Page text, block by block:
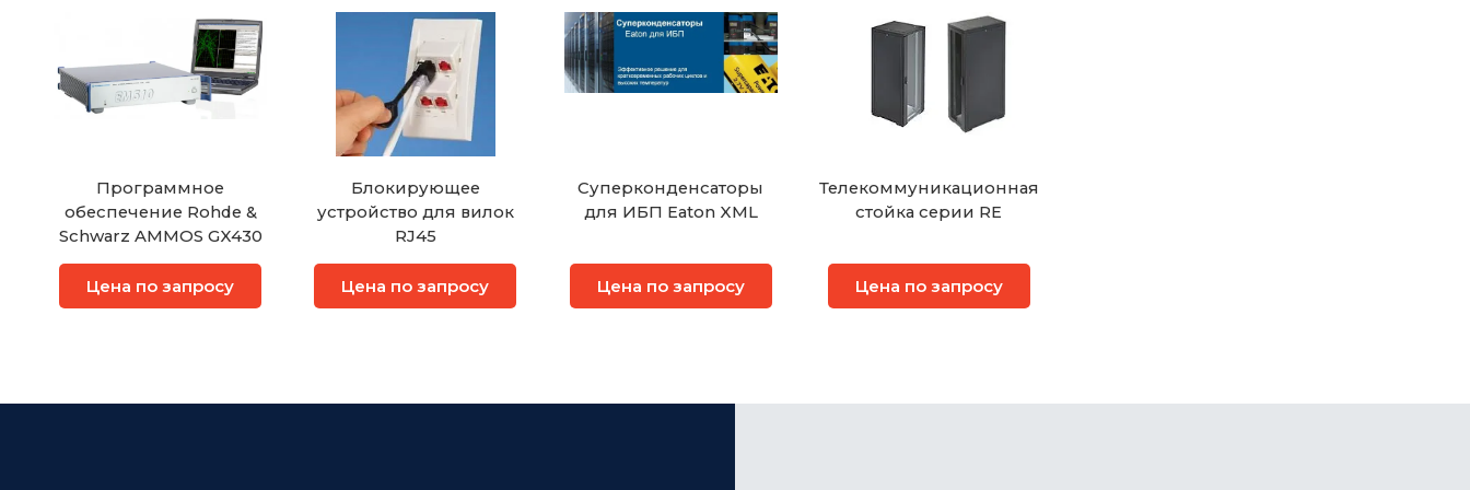
Программное
обеспечение Rohde &
Schwarz AMMOS GX430
Цена по запросу
Блокирующее
устройство для вилок
RJ45
Цена по запросу
Суперконденсаторы
для ИБП Eaton XML
Цена по запросу
Телекоммуникационная
стойка серии RE
Цена по запросу